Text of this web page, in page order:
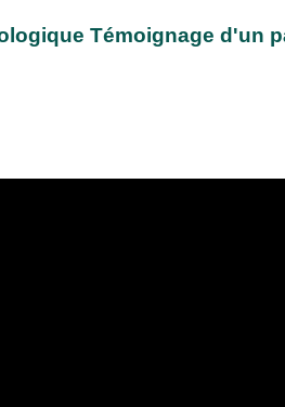
Témoignage d'un